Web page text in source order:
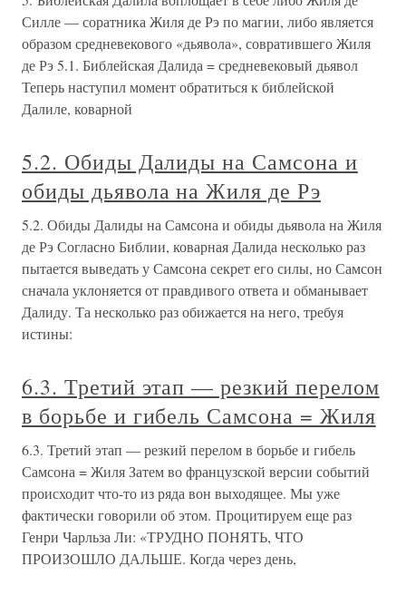
Силле — соратника Жиля де Рэ по магии, либо является
образом средневекового «дьявола», совратившего Жиля
де Рэ 5.1. Библейская Далида = средневековый дьявол
Теперь наступил момент обратиться к библейской
Далиле, коварной
5.2. Обиды Далиды на Самсона и
обиды дьявола на Жиля де Рэ
5.2. Обиды Далиды на Самсона и обиды дьявола на Жиля
де Рэ Согласно Библии, коварная Далида несколько раз
пытается выведать у Самсона секрет его силы, но Самсон
сначала уклоняется от правдивого ответа и обманывает
Далиду. Та несколько раз обижается на него, требуя
истины:
6.3. Третий этап — резкий перелом
в борьбе и гибель Самсона = Жиля
6.3. Третий этап — резкий перелом в борьбе и гибель
Самсона = Жиля Затем во французской версии событий
происходит что-то из ряда вон выходящее. Мы уже
фактически говорили об этом. Процитируем еще раз
Генри Чарльза Ли: «ТРУДНО ПОНЯТЬ, ЧТО
ПРОИЗОШЛО ДАЛЬШЕ. Когда через день,